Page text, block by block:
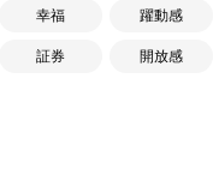
幸福 躍動感
証券 開放感